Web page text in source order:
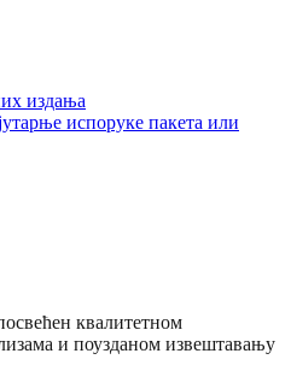
издања
испоруке пакета или
квалитетном
и поузданом извештавању